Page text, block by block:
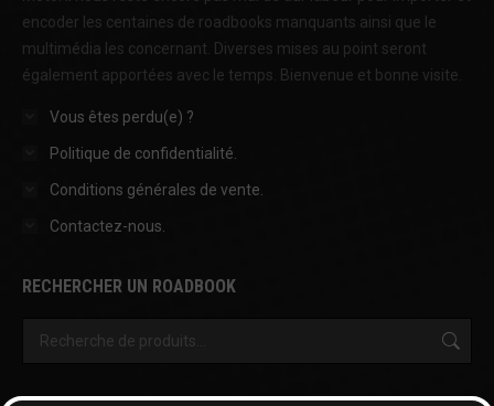
encoder les centaines de roadbooks manquants ainsi que le
multimédia les concernant. Diverses mises au point seront
également apportées avec le temps. Bienvenue et bonne visite.
Vous êtes perdu(e) ?
Politique de confidentialité.
Conditions générales de vente.
Contactez-nous.
RECHERCHER UN ROADBOOK